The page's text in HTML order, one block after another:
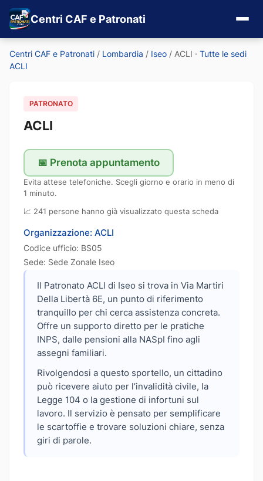
Centri CAF e Patronati
Centri CAF e Patronati / Lombardia / Iseo / ACLI · Tutte le sedi
ACLI
PATRONATO
ACLI
📅 Prenota appuntamento
Evita attese telefoniche. Scegli giorno e orario in meno di
1 minuto.
📈 241 persone hanno già visualizzato questa scheda
Organizzazione: ACLI
Codice ufficio: BS05
Sede: Sede Zonale Iseo
Il Patronato ACLI di Iseo si trova in Via Martiri
Della Libertà 6E, un punto di riferimento
tranquillo per chi cerca assistenza concreta.
Offre un supporto diretto per le pratiche
INPS, dalle pensioni alla NASpI fino agli
assegni familiari.
Rivolgendosi a questo sportello, un cittadino
può ricevere aiuto per l’invalidità civile, la
Legge 104 o la gestione di infortuni sul
lavoro. Il servizio è pensato per semplificare
le scartoffie e trovare soluzioni chiare, senza
giri di parole.